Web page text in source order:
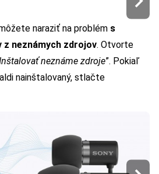
naraziť na problém s
neznámych zdrojov. Otvorte
neznáme zdroje”. Pokiaľ
nainštalovaný, stlačte